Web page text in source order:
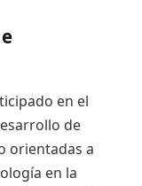
en el
de
orientadas a
en la